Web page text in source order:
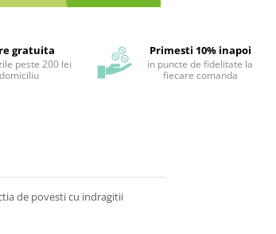
gratuita
peste 200 lei
Primesti 10% inapoi
in puncte de fidelitate la
fiecare comanda
de povesti cu indragitii